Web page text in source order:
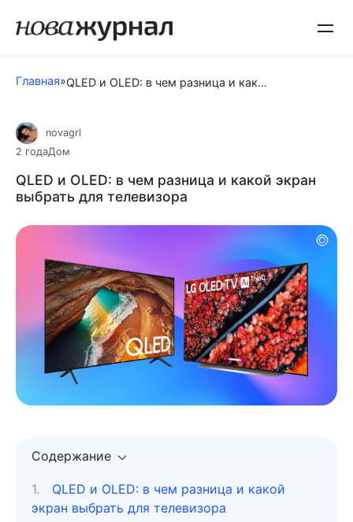
Главная» QLED и OLED: в чем разница и какой экран выбрать для телевизора
novagrl
2 годаДом
QLED и OLED: в чем разница и какой экран
выбрать для телевизора
Содержание
QLED и OLED: в чем разница и какой
экран выбрать для телевизора